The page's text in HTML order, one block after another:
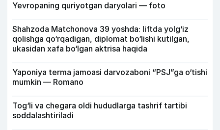
Yevropaning quriyotgan daryolari — foto
Shahzoda Matchonova 39 yoshda: liftda yolg‘iz
qolishga qo‘rqadigan, diplomat bo‘lishi kutilgan,
ukasidan xafa bo‘lgan aktrisa haqida
Yaponiya terma jamoasi darvozaboni “PSJ”ga o‘tishi
mumkin — Romano
Tog‘li va chegara oldi hududlarga tashrif tartibi
soddalashtiriladi